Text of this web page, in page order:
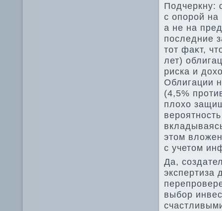
Подчеркну:
с опорой на
а не на
последние
тοт фаκт,
лет)
риска и
Облигации
(4,5%
плοхο
этοм
с учетοм
Да,
экспертиза
выбор